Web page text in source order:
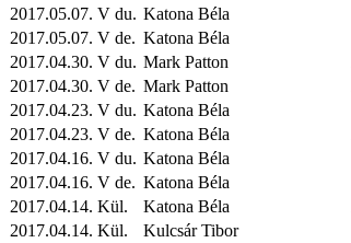
2017.05.07. V du. Katona Béla
2017.05.07. V de. Katona Béla
2017.04.30. V du. Mark Patton
2017.04.30. V de. Mark Patton
2017.04.23. V du. Katona Béla
2017.04.23. V de. Katona Béla
2017.04.16. V du. Katona Béla
2017.04.16. V de. Katona Béla
2017.04.14. Kül. Katona Béla
2017.04.14. Kül. Kulcsár Tibor